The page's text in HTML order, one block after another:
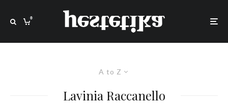
0
A to Z
Lavinia Raccanello